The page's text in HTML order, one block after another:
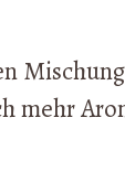
mehr